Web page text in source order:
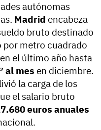
autónomas
Madrid encabeza
bruto destinado
por metro cuadrado
en el último año hasta
al mes en diciembre.
la carga de los
el salario bruto
euros anuales